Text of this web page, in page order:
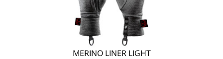
MERINO LINER LIGHT